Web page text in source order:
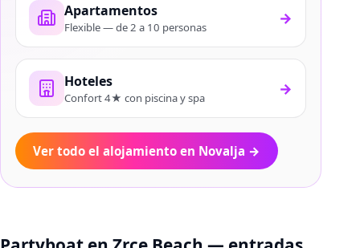
Apartamentos
Flexible — de 2 a 10 personas →
Hoteles
Confort 4★ con piscina y spa →
Ver todo el alojamiento en Novalja →